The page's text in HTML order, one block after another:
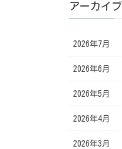
アーカイブ
2026年7月
2026年6月
2026年5月
2026年4月
2026年3月